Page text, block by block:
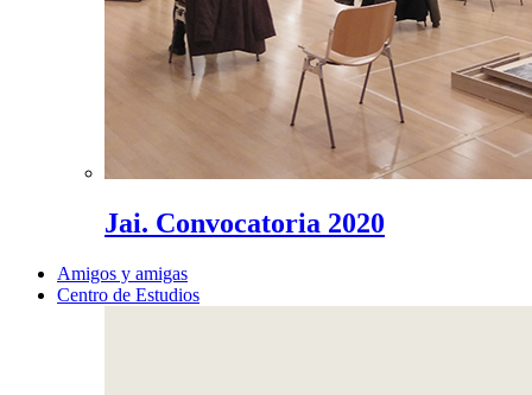
Jai. Convocatoria 2020
Amigos y amigas
Centro de Estudios